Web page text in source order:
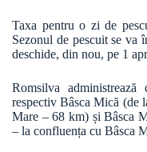
Taxa pentru o zi de
Sezonul de pescuit se va
deschide, din nou, pe 1
Romsilva
respectiv Bâsca Mică (de
Mare – 68 km) și Bâsca
– la confluența cu Bâsca